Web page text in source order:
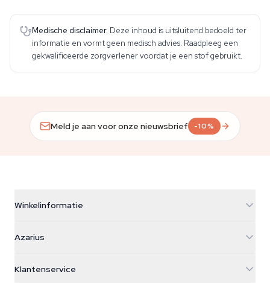
Medische disclaimer. Deze inhoud is uitsluitend bedoeld ter
informatie en vormt geen medisch advies. Raadpleeg een
gekwalificeerde zorgverlener voordat je een stof gebruikt.
Meld je aan voor onze nieuwsbrief -10%
Winkelinformatie
Galvaniweg 11
Nederland
Azarius
Klantenservice